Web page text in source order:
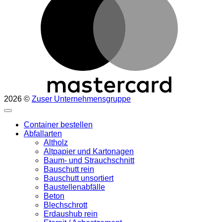
2026 © Zuser Unternehmensgruppe
Container bestellen
Abfallarten
Altholz
Altpapier und Kartonagen
Baum- und Strauchschnitt
Bauschutt rein
Bauschutt unsortiert
Baustellenabfälle
Beton
Blechschrott
Erdaushub rein